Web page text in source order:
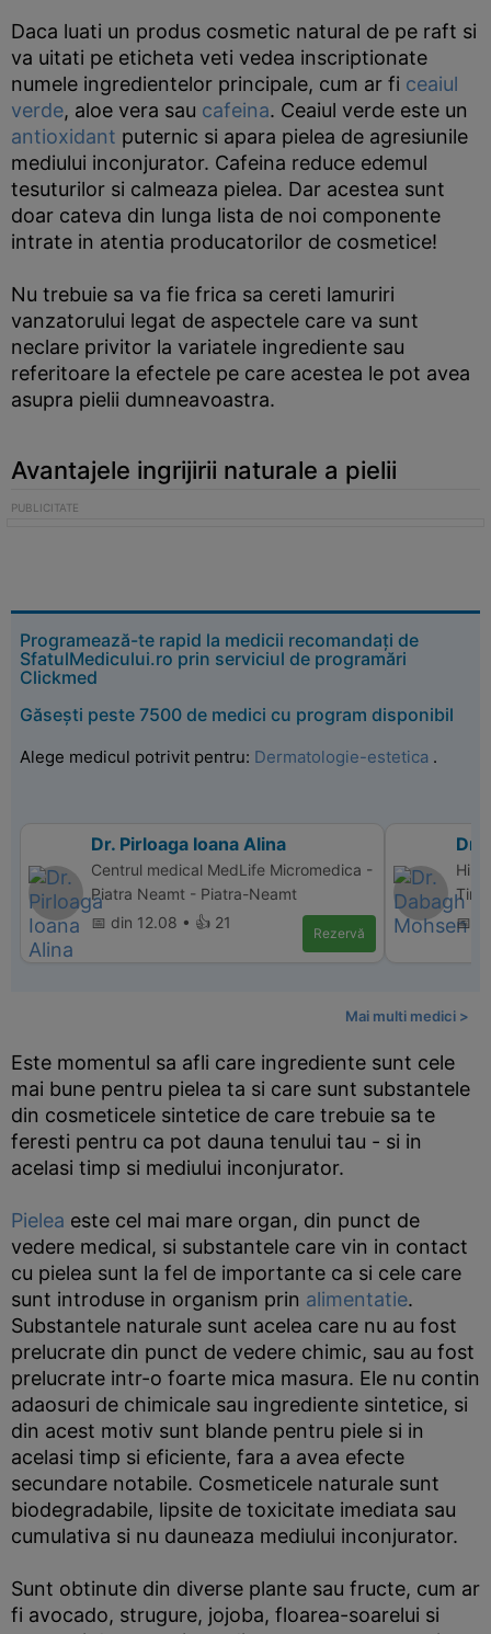
Daca luati un produs cosmetic natural de pe raft si
va uitati pe eticheta veti vedea inscriptionate
numele ingredientelor principale, cum ar fi ceaiul
verde, aloe vera sau cafeina. Ceaiul verde este un
antioxidant puternic si apara pielea de agresiunile
mediului inconjurator. Cafeina reduce edemul
tesuturilor si calmeaza pielea. Dar acestea sunt
doar cateva din lunga lista de noi componente
intrate in atentia producatorilor de cosmetice!
Nu trebuie sa va fie frica sa cereti lamuriri
vanzatorului legat de aspectele care va sunt
neclare privitor la variatele ingrediente sau
referitoare la efectele pe care acestea le pot avea
asupra pielii dumneavoastra.
Avantajele ingrijirii naturale a pielii
Programează-te rapid la medicii recomandați de
SfatulMedicului.ro prin serviciul de programări
Clickmed
Găsești peste 7500 de medici cu program disponibil
Alege medicul potrivit pentru: Dermatologie-estetica .
Dr. Pirloaga Ioana Alina
Centrul medical MedLife Micromedica -
Piatra Neamt - Piatra-Neamt
📅 din 12.08 • 👍 21
Rezervă
Dr.
📅
Mai multi medici >
Este momentul sa afli care ingrediente sunt cele
mai bune pentru pielea ta si care sunt substantele
din cosmeticele sintetice de care trebuie sa te
feresti pentru ca pot dauna tenului tau - si in
acelasi timp si mediului inconjurator.
Pielea este cel mai mare organ, din punct de
vedere medical, si substantele care vin in contact
cu pielea sunt la fel de importante ca si cele care
sunt introduse in organism prin alimentatie.
Substantele naturale sunt acelea care nu au fost
prelucrate din punct de vedere chimic, sau au fost
prelucrate intr-o foarte mica masura. Ele nu contin
adaosuri de chimicale sau ingrediente sintetice, si
din acest motiv sunt blande pentru piele si in
acelasi timp si eficiente, fara a avea efecte
secundare notabile. Cosmeticele naturale sunt
biodegradabile, lipsite de toxicitate imediata sau
cumulativa si nu dauneaza mediului inconjurator.
Sunt obtinute din diverse plante sau fructe, cum ar
fi avocado, strugure, jojoba, floarea-soarelui si